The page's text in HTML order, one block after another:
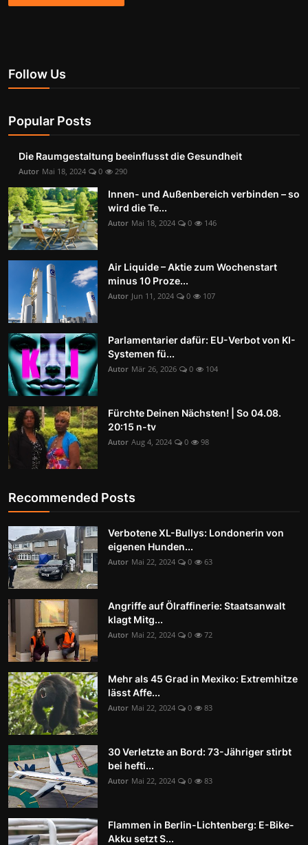
Follow Us
Popular Posts
Die Raumgestaltung beeinflusst die Gesundheit
Autor Mai 18, 2024 0 290
Innen- und Außenbereich verbinden – so
wird die Te...
Autor Mai 18, 2024 0 146
Air Liquide – Aktie zum Wochenstart
minus 10 Proze...
Autor Jun 11, 2024 0 107
Parlamentarier dafür: EU-Verbot von KI-
Systemen fü...
Autor Mär 26, 2026 0 104
Fürchte Deinen Nächsten! | So 04.08.
20:15 n-tv
Autor Aug 4, 2024 0 98
Recommended Posts
Verbotene XL-Bullys: Londonerin von
eigenen Hunden...
Autor Mai 22, 2024 0 63
Angriffe auf Ölraffinerie: Staatsanwalt
klagt Mitg...
Autor Mai 22, 2024 0 72
Mehr als 45 Grad in Mexiko: Extremhitze
lässt Affe...
Autor Mai 22, 2024 0 83
30 Verletzte an Bord: 73-Jähriger stirbt
bei hefti...
Autor Mai 22, 2024 0 83
Flammen in Berlin-Lichtenberg: E-Bike-
Akku setzt S...